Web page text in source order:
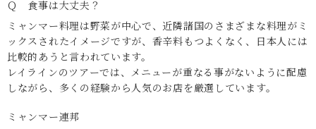
Ｑ 食事は大丈夫？
ミャンマー料理は野菜が中心で、近隣諸国のさまざまな料理がミ
ックスされたイメージですが、香辛料もつよくなく、日本人には
比較的あうと言われています。
レイラインのツアーでは、メニューが重なる事がないように配慮
しながら、多くの経験から人気のお店を厳選しています。
ミャンマー連邦